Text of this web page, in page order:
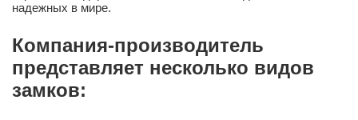
надежных в мире.
Компания-производитель
представляет несколько видов
замков: